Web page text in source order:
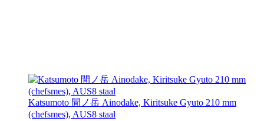
Katsumoto 間ノ岳 Ainodake, Kiritsuke Gyuto 210 mm
(chefsmes), AUS8 staal